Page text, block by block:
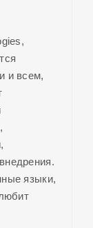
и всем,
языки,